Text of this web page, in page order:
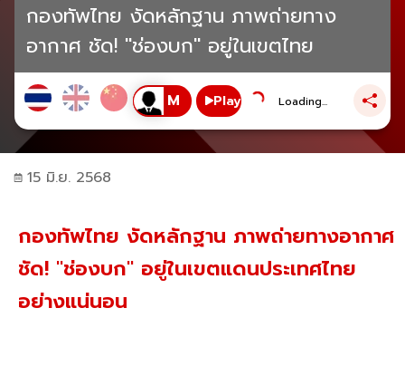
กองทัพไทย งัดหลักฐาน ภาพถ่ายทาง
อากาศ ชัด! "ช่องบก" อยู่ในเขตไทย
Play Loading...
15 มิ.ย. 2568
กองทัพไทย งัดหลักฐาน ภาพถ่ายทางอากาศ
ชัด! "ช่องบก" อยู่ในเขตแดนประเทศไทย
อย่างแน่นอน